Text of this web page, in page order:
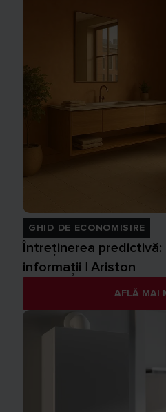
GHID DE ECONOMISIRE
Întreținerea predictivă:
informații | Ariston
AFLĂ MAI